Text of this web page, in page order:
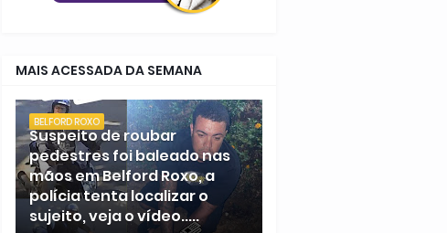
MAIS ACESSADA DA SEMANA
BELFORD ROXO
Suspeito de roubar
pedestres foi baleado nas
mãos em Belford Roxo, a
polícia tenta localizar o
sujeito, veja o vídeo.....